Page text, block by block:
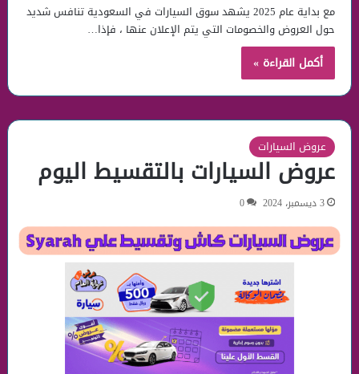
مع بداية عام 2025 يشهد سوق السيارات في السعودية تنافس شديد
حول العروض والخصومات التي يتم الإعلان عنها ، فإذا…
أكمل القراءة »
عروض السيارات
عروض السيارات بالتقسيط اليوم
3 ديسمبر، 2024 0